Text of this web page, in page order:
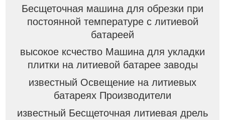
Бесщеточная машина для обрезки при
постоянной температуре с литиевой
батареей
высокое ксчество Машина для укладки
плитки на литиевой батарее заводы
известный Освещение на литиевых
батареях Производители
известный Бесщеточная литиевая дрель